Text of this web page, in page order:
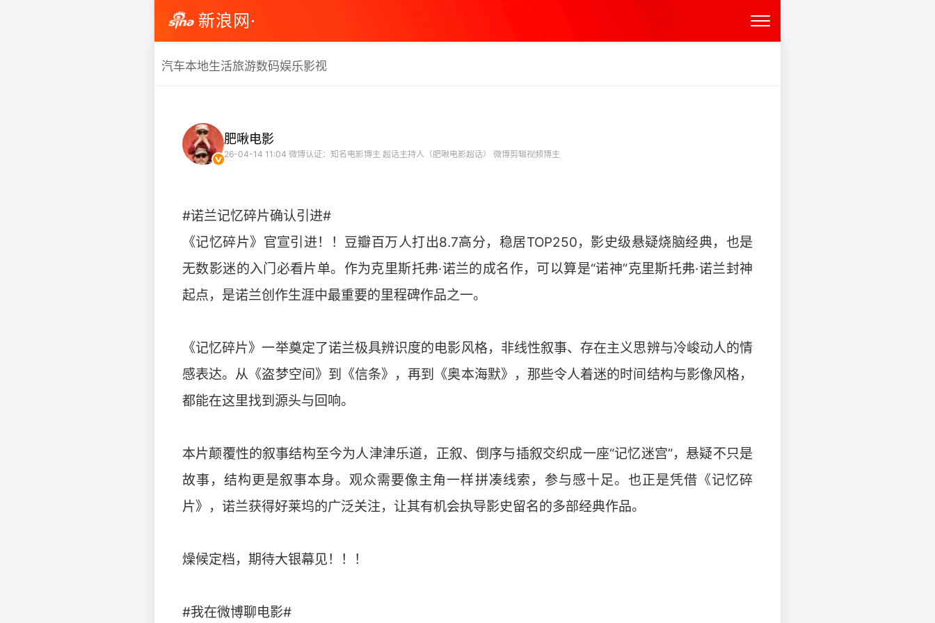
新浪网·
汽车本地生活旅游数码娱乐影视
肥啾电影
26-04-14 11:04 微博认证：知名电影博主 超话主持人（肥啾电影超话） 微博剪辑视频博主
#诺兰记忆碎片确认引进#
《记忆碎片》官宣引进！！豆瓣百万人打出8.7高分，稳居TOP250，影史级悬疑烧脑经典，也是
无数影迷的入门必看片单。作为克里斯托弗·诺兰的成名作，可以算是“诺神”克里斯托弗·诺兰封神
起点，是诺兰创作生涯中最重要的里程碑作品之一。
《记忆碎片》一举奠定了诺兰极具辨识度的电影风格，非线性叙事、存在主义思辨与冷峻动人的情
感表达。从《盗梦空间》到《信条》，再到《奥本海默》，那些令人着迷的时间结构与影像风格，
都能在这里找到源头与回响。
本片颠覆性的叙事结构至今为人津津乐道，正叙、倒序与插叙交织成一座“记忆迷宫”，悬疑不只是
故事，结构更是叙事本身。观众需要像主角一样拼凑线索，参与感十足。也正是凭借《记忆碎
片》，诺兰获得好莱坞的广泛关注，让其有机会执导影史留名的多部经典作品。
燥候定档，期待大银幕见！！！
#我在微博聊电影#